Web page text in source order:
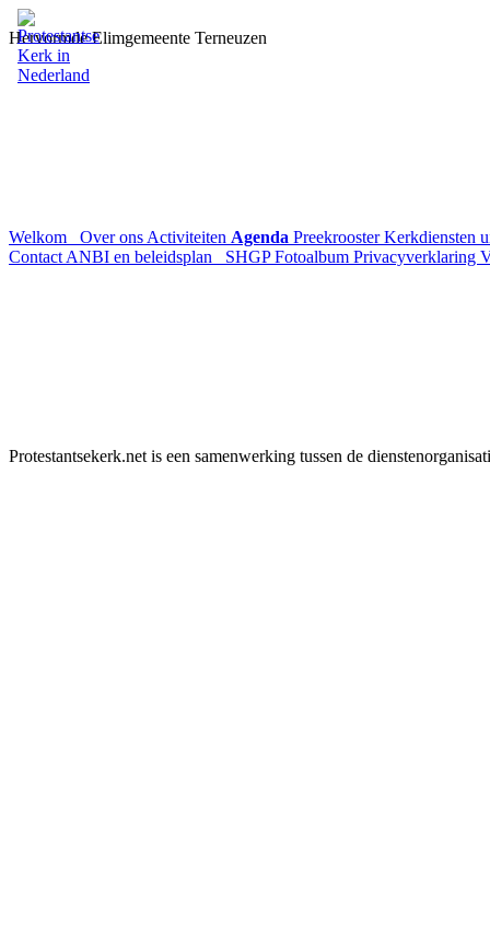
Hervormde Elimgemeente Terneuzen
Welkom Over ons Activiteiten Agenda PreekroosterKerkdiensten
Contact ANBI en beleidsplan SHGPFotoalbum Privacyverklaring
Protestantsekerk.net is een samenwerking tussen de